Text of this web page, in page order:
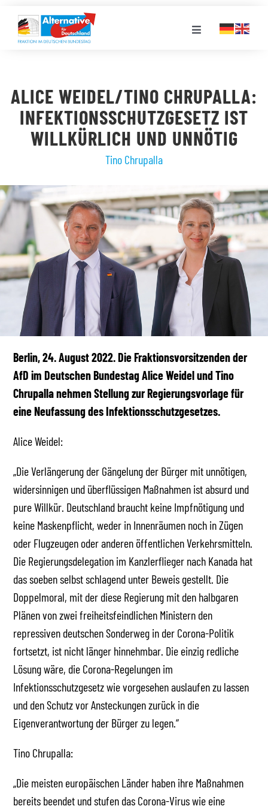
Inhalt
springen
Toggle
LANDESGRUPPEN
VERANSTALTUNGEN
PRESSE
STELLENPORTAL
MEDIATHEK
ALICE WEIDEL/TINO CHRUPALLA:
INFEKTIONSSCHUTZGESETZ IST
WILLKÜRLICH UND UNNÖTIG
Tino Chrupalla
Berlin, 24. August 2022. Die Fraktionsvorsitzenden der
AfD im Deutschen Bundestag Alice Weidel und Tino
Chrupalla nehmen Stellung zur Regierungsvorlage für
eine Neufassung des Infektionsschutzgesetzes.
Alice Weidel:
„Die Verlängerung der Gängelung der Bürger mit unnötigen,
widersinnigen und überflüssigen Maßnahmen ist absurd und
pure Willkür. Deutschland braucht keine Impfnötigung und
keine Maskenpflicht, weder in Innenräumen noch in Zügen
oder Flugzeugen oder anderen öffentlichen Verkehrsmitteln.
Die Regierungsdelegation im Kanzlerflieger nach Kanada hat
das soeben selbst schlagend unter Beweis gestellt. Die
Doppelmoral, mit der diese Regierung mit den halbgaren
Plänen von zwei freiheitsfeindlichen Ministern den
repressiven deutschen Sonderweg in der Corona-Politik
fortsetzt, ist nicht länger hinnehmbar. Die einzig redliche
Lösung wäre, die Corona-Regelungen im
Infektionsschutzgesetz wie vorgesehen auslaufen zu lassen
und den Schutz vor Ansteckungen zurück in die
Eigenverantwortung der Bürger zu legen.“
Tino Chrupalla:
„Die meisten europäischen Länder haben ihre Maßnahmen
bereits beendet und stufen das Corona-Virus wie eine